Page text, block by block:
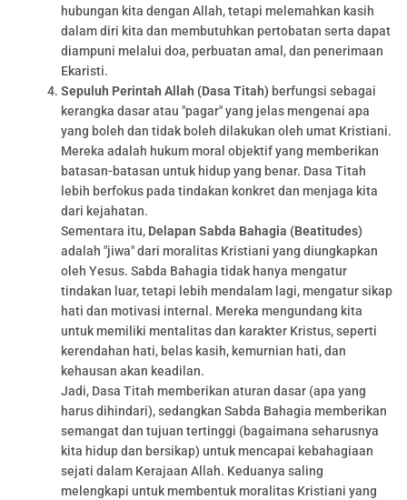
hubungan kita dengan Allah, tetapi melemahkan kasih
dalam diri kita dan membutuhkan pertobatan serta dapat
diampuni melalui doa, perbuatan amal, dan penerimaan
Ekaristi.
Sepuluh Perintah Allah (Dasa Titah) berfungsi sebagai
kerangka dasar atau "pagar" yang jelas mengenai apa
yang boleh dan tidak boleh dilakukan oleh umat Kristiani.
Mereka adalah hukum moral objektif yang memberikan
batasan-batasan untuk hidup yang benar. Dasa Titah
lebih berfokus pada tindakan konkret dan menjaga kita
dari kejahatan.
Sementara itu, Delapan Sabda Bahagia (Beatitudes)
adalah "jiwa" dari moralitas Kristiani yang diungkapkan
oleh Yesus. Sabda Bahagia tidak hanya mengatur
tindakan luar, tetapi lebih mendalam lagi, mengatur sikap
hati dan motivasi internal. Mereka mengundang kita
untuk memiliki mentalitas dan karakter Kristus, seperti
kerendahan hati, belas kasih, kemurnian hati, dan
kehausan akan keadilan.
Jadi, Dasa Titah memberikan aturan dasar (apa yang
harus dihindari), sedangkan Sabda Bahagia memberikan
semangat dan tujuan tertinggi (bagaimana seharusnya
kita hidup dan bersikap) untuk mencapai kebahagiaan
sejati dalam Kerajaan Allah. Keduanya saling
melengkapi untuk membentuk moralitas Kristiani yang